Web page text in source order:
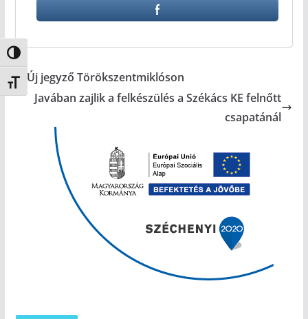
Nagy kontraszt váltása
Betűméret váltása
Új jegyző Törökszentmiklóson
Javában zajlik a felkészülés a Székács KE felnőtt
csapatánál